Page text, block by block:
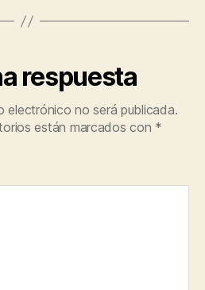
respuesta
electrónico no será publicada.
están marcados con *